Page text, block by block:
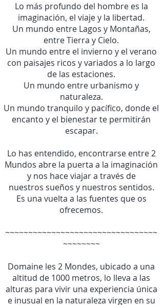
Lo más profundo del hombre es la
imaginación, el viaje y la libertad.
Un mundo entre Lagos y Montañas,
entre Tierra y Cielo.
Un mundo entre el invierno y el verano
con paisajes ricos y variados a lo largo
de las estaciones.
Un mundo entre urbanismo y
naturaleza.
Un mundo tranquilo y pacífico, donde el
encanto y el bienestar te permitirán
escapar.
Lo has entendido, encontrarse entre 2
Mundos abre la puerta a la imaginación
y nos hace viajar a través de
nuestros sueños y nuestros sentidos.
Es una vuelta a las fuentes que os
ofrecemos.
~~~~~~~~~~~~~~~~~~~~~~~~~~~~~~~~~
~~~~~~~~
Domaine les 2 Mondes, ubicado a una
altitud de 1000 metros, lo lleva a las
alturas para vivir una experiencia única
e inusual en la naturaleza virgen en su